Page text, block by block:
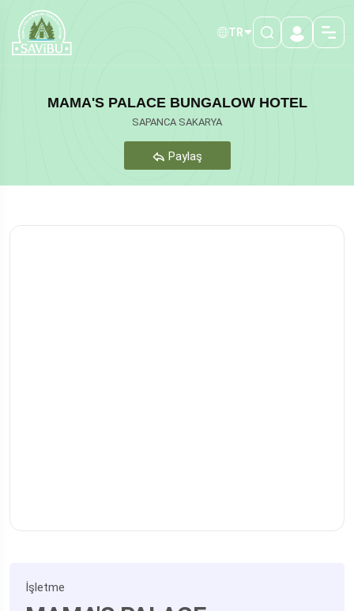
TR
MAMA'S PALACE BUNGALOW HOTEL
SAPANCA SAKARYA
Paylaş
İşletme